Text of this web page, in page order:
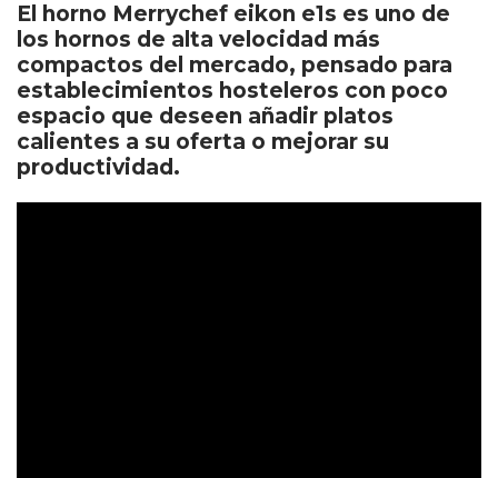
El horno Merrychef eikon e1s es uno de
los hornos de alta velocidad más
compactos del mercado, pensado para
establecimientos hosteleros con poco
espacio que deseen añadir platos
calientes a su oferta o mejorar su
productividad.